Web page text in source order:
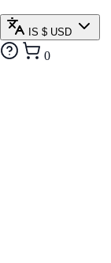
IS $ USD
0